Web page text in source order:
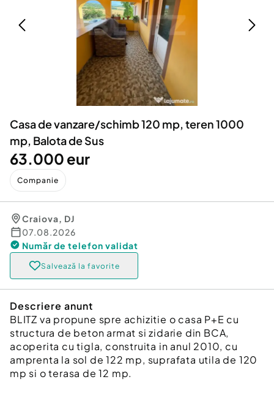
Servicii
Animale de companie
Afaceri și echipamente profesionale
Inchiriere Bunuri si Vehicule
Utilaje agricole si industriale
Piese auto si accesorii
Casa de vanzare/schimb 120 mp, teren 1000
mp, Balota de Sus
63.000 eur
Companie
Craiova, DJ
07.08.2026
Număr de telefon validat
Salvează la favorite
Descriere anunt
BLITZ va propune spre achizitie o casa P+E cu
structura de beton armat si zidarie din BCA,
acoperita cu tigla, construita in anul 2010, cu
amprenta la sol de 122 mp, suprafata utila de 120
mp si o terasa de 12 mp.